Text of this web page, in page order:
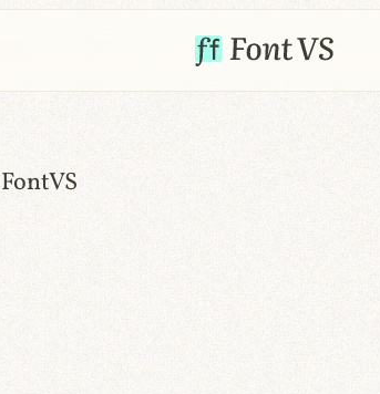
FontVS